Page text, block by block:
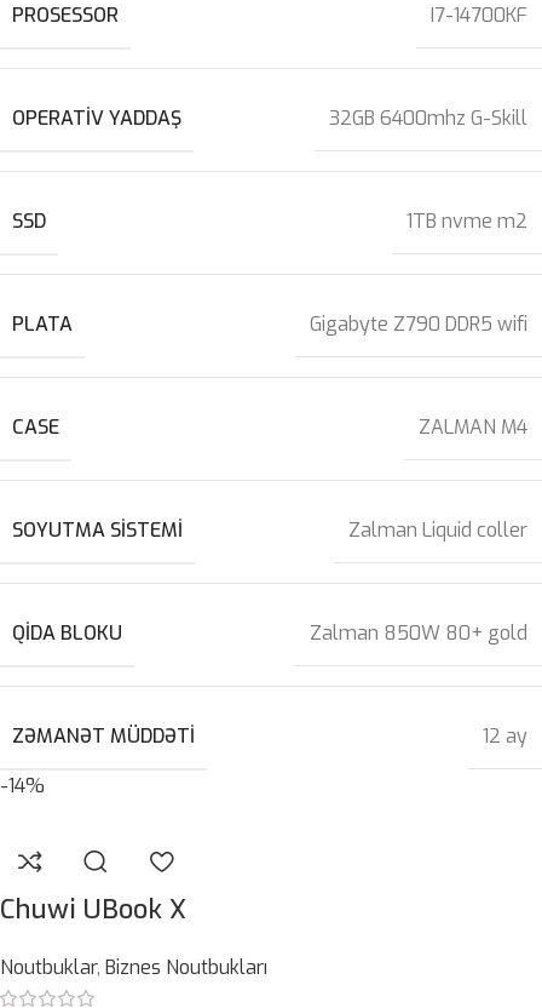
PROSESSOR I7-14700KF
OPERATIV YADDAŞ 32GB 6400mhz G-Skill
SSD 1TB nvme m2
PLATA Gigabyte Z790 DDR5 wifi
CASE ZALMAN M4
SOYUTMA SISTEMI Zalman Liquid coller
QIDA BLOKU Zalman 850W 80+ gold
ZƏMANƏT MÜDDƏTI
12 ay
-14%
Chuwi UBook X
Noutbuklar, Biznes Noutbukları